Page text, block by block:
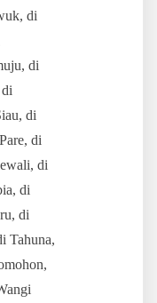
di
di
di
di
di
di
di
Tahuna,